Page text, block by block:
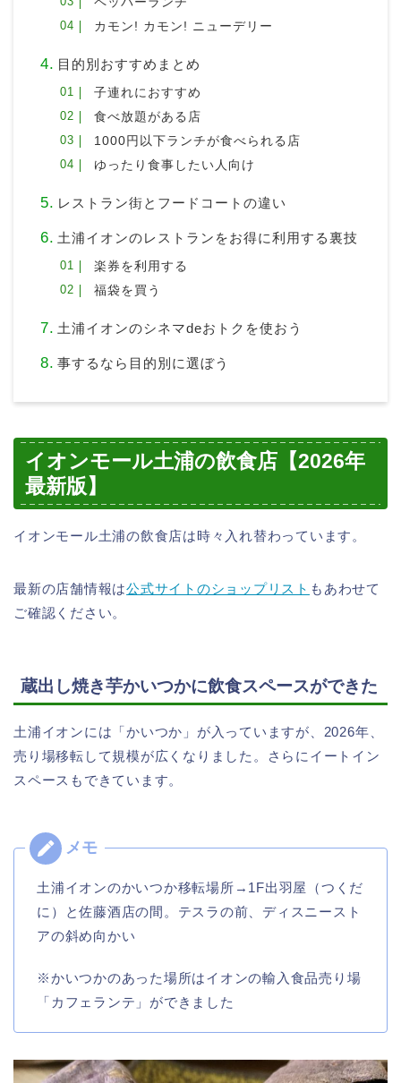
カモン! カモン! ニューデリー
目的別おすすめまとめ
子連れにおすすめ
食べ放題がある店
1000円以下ランチが食べられる店
ゆったり食事したい人向け
レストラン街とフードコートの違い
土浦イオンのレストランをお得に利用する裏技
楽券を利用する
福袋を買う
土浦イオンのシネマdeおトクを使おう
事するなら目的別に選ぼう
イオンモール土浦の飲食店【2026年
最新版】
イオンモール土浦の飲食店は時々入れ替わっています。
最新の店舗情報は公式サイトのショップリスト もあわせて
ご確認ください。
蔵出し焼き芋かいつかに飲食スペースができた
土浦イオンには「かいつか」が入っていますが、2026年、
売り場移転して規模が広くなりました。さらにイートイン
スペースもできています。
土浦イオンのかいつか移転場所→1F出羽屋（つくだ
に）と佐藤酒店の間。テスラの前、ディスニースト
アの斜め向かい
※かいつかのあった場所はイオンの輸入食品売り場
「カフェランテ」ができました